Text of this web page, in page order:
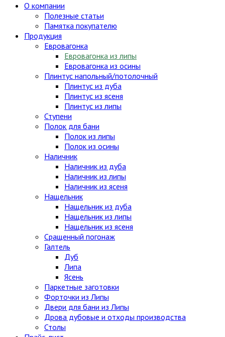
О компании
Полезные статьи
Памятка покупателю
Продукция
Евровагонка
Евровагонка из липы
Евровагонка из осины
Плинтус напольный/потолочный
Плинтус из дуба
Плинтус из ясеня
Плинтус из липы
Ступени
Полок для бани
Полок из липы
Полок из осины
Наличник
Наличник из дуба
Наличник из липы
Наличник из ясеня
Нащельник
Нащельник из дуба
Нащельник из липы
Нащельник из ясеня
Сращенный погонаж
Галтель
Дуб
Липа
Ясень
Паркетные заготовки
Форточки из Липы
Двери для бани из Липы
Дрова дубовые и отходы производства
Столы